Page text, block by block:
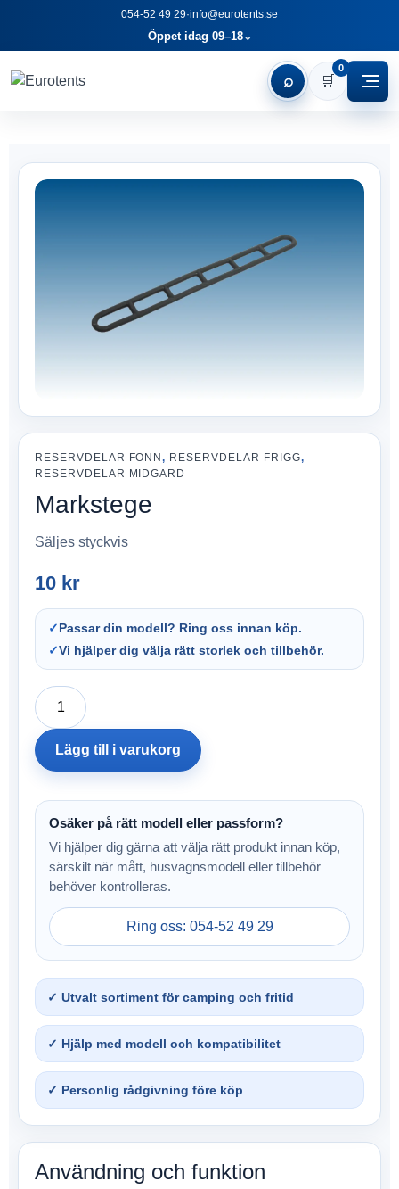
054-52 49 29·info@eurotents.se
Öppet idag 09–18⌄
⌕ 🛒
0
RESERVDELAR FONN, RESERVDELAR FRIGG,
RESERVDELAR MIDGARD
Markstege
Säljes styckvis
10 kr
✓Passar din modell? Ring oss innan köp.
✓Vi hjälper dig välja rätt storlek och tillbehör.
Lägg till i varukorg
Osäker på rätt modell eller passform?
Vi hjälper dig gärna att välja rätt produkt innan köp,
särskilt när mått, husvagnsmodell eller tillbehör
behöver kontrolleras.
Ring oss: 054-52 49 29
✓ Utvalt sortiment för camping och fritid
✓ Hjälp med modell och kompatibilitet
✓ Personlig rådgivning före köp
Användning och funktion